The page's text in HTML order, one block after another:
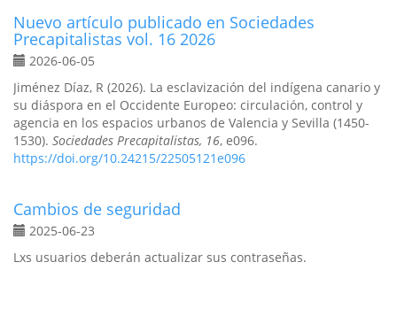
Nuevo artículo publicado en Sociedades
Precapitalistas vol. 16 2026
2026-06-05
Jiménez Díaz, R (2026). La esclavización del indígena canario y
su diáspora en el Occidente Europeo: circulación, control y
agencia en los espacios urbanos de Valencia y Sevilla (1450-
1530). Sociedades Precapitalistas, 16, e096.
https://doi.org/10.24215/22505121e096
Cambios de seguridad
2025-06-23
Lxs usuarios deberán actualizar sus contraseñas.